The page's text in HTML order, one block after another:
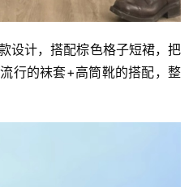
设计，搭配棕色格子短裙，把
行的袜套+高筒靴的搭配，整